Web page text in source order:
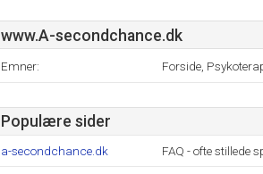
www.A-secondchance.dk
Emner: Forside,
Populære sider
a-secondchance.dk FAQ - ofte stillede